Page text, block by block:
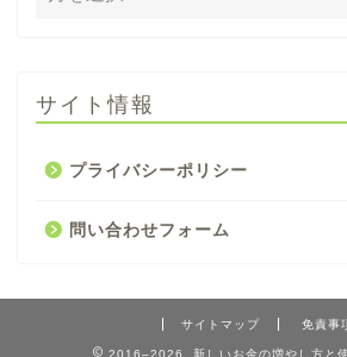
サイト情報
プライバシーポリシー
問い合わせフォーム
サイトマップ 免責事
2016–2026 新しいお金の増やし方と